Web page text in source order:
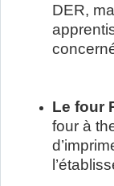
DER,
Le four
four à